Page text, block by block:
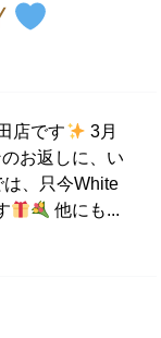
店です
3月
お返しに、い
、只今White
他にも...